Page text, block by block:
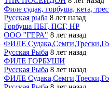
Филе судак, горбуша, кета,
Русская рыба 8 лет назад
Горбуша ПБГ, ПСГ, НР
ООО "ГЕРА" 8 лет назад
ФИЛЕ
Русская Рыба 8 лет назад
ФИЛЕ ГОРБУШИ
Русская Рыба 8 лет назад
ФИЛЕ